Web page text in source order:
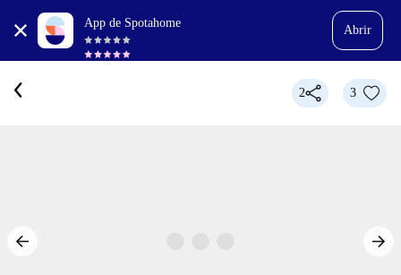
App de Spotahome
Abrir
2 3